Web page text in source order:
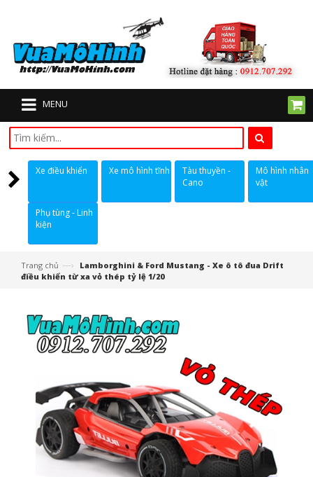
MENU
Xe điều khiển Xe mô hình tĩnh
Tàu thuyền -
Cano
Mô hình nhân
vật
Phụ tùng - Linh
kiện
Trang chủ —›
Lamborghini & Ford Mustang - Xe ô tô đua Drift
điều khiển từ xa vỏ thép tỷ lệ 1/20